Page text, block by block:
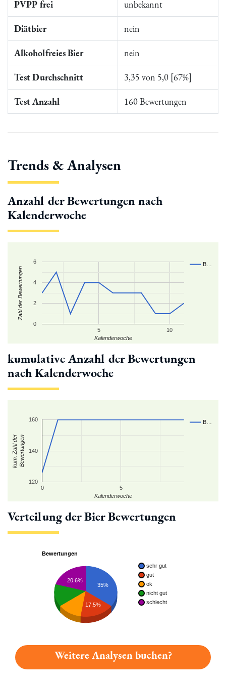
PVPP frei unbekannt
Diätbier nein
Alkoholfreies Bier nein
Test Durchschnitt 3,35 von 5,0 [67%]
Test Anzahl 160 Bewertungen
Trends & Analysen
Anzahl der Bewertungen nach
Kalenderwoche
B…
5 10
0
2
4
6
Kalenderwoche
Zahl der Bewertungen
kumulative Anzahl der Bewertungen
nach Kalenderwoche
B…
0 5
120
140
160
Kalenderwoche
kum. Zahl derBewertungen
Verteilung der Bier Bewertungen
Bewertungen
sehr gut
gut
ok
nicht gut
schlecht
35%
20.6%
17.5%
Weitere Analysen buchen?